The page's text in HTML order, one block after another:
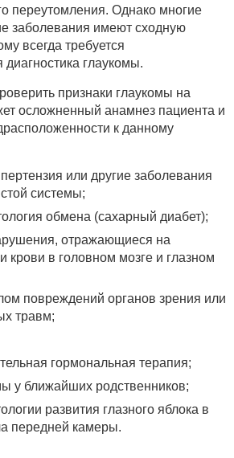
переутомления. Однако многие
заболевания имеют сходную
всегда требуется
глаукомы.
признаки глаукомы на
осложненный анамнез пациента и
к данному
или другие заболевания
системы;
обмена (сахарный диабет);
отражающиеся на
крови в головном мозге и глазном
повреждений органов зрения или
травм;
гормональная терапия;
у ближайших родственников;
развития глазного яблока в
передней камеры.